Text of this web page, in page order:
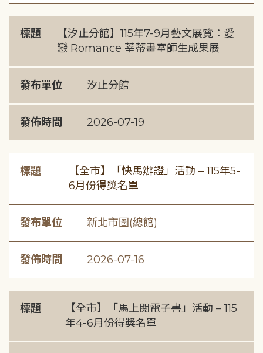
標題
【汐止分館】115年7-9月藝文展覽：愛
戀 Romance 莘蒂畫室師生成果展
發布單位 汐止分館
發佈時間 2026-07-19
標題
【全市】「快馬辦證」活動 – 115年5-
6月份得獎名單
發布單位 新北市圖(總館)
發佈時間 2026-07-16
標題
【全市】「馬上閱電子書」活動 – 115
年4-6月份得獎名單